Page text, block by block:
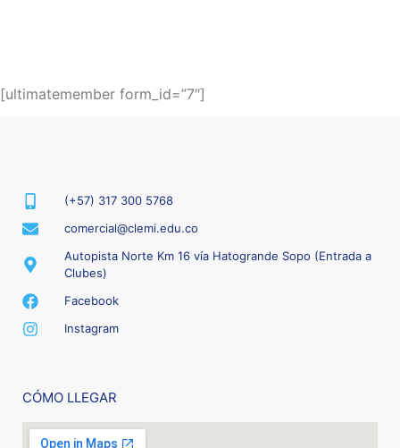
[ultimatemember form_id=”7″]
(+57) 317 300 5768
comercial@clemi.edu.co
Autopista Norte Km 16 vía Hatogrande Sopo (Entrada a
Clubes)
Facebook
Instagram
CÓMO LLEGAR